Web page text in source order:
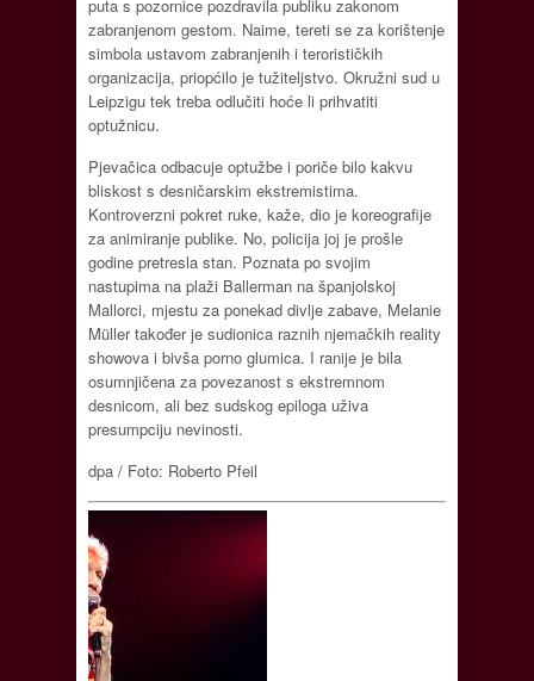
puta s pozornice pozdravila publiku zakonom
zabranjenom gestom. Naime, tereti se za korištenje
simbola ustavom zabranjenih i terorističkih
organizacija, priopćilo je tužiteljstvo. Okružni sud u
Leipzigu tek treba odlučiti hoće li prihvatiti
optužnicu.
Pjevačica odbacuje optužbe i poriče bilo kakvu
bliskost s desničarskim ekstremistima.
Kontroverzni pokret ruke, kaže, dio je koreografije
za animiranje publike. No, policija joj je prošle
godine pretresla stan. Poznata po svojim
nastupima na plaži Ballerman na španjolskoj
Mallorci, mjestu za ponekad divlje zabave, Melanie
Müller također je sudionica raznih njemačkih reality
showova i bivša porno glumica. I ranije je bila
osumnjičena za povezanost s ekstremnom
desnicom, ali bez sudskog epiloga uživa
presumpciju nevinosti.
dpa / Foto: Roberto Pfeil